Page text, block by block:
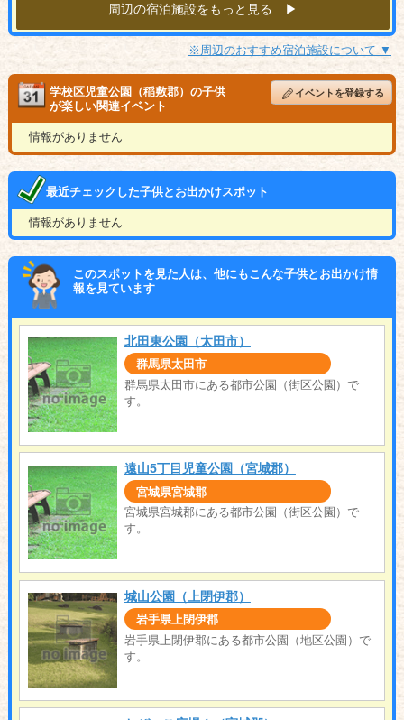
周辺の宿泊施設をもっと見る ▶︎
※周辺のおすすめ宿泊施設について ▼
学校区児童公園（稲敷郡）の子供
が楽しい関連イベント
イベントを登録する
情報がありません
最近チェックした子供とお出かけスポット
情報がありません
このスポットを見た人は、他にもこんな子供とお出かけ情
報を見ています
北田東公園（太田市）
群馬県太田市
群馬県太田市にある都市公園（街区公園）で
す。
遠山5丁目児童公園（宮城郡）
宮城県宮城郡
宮城県宮城郡にある都市公園（街区公園）で
す。
城山公園（上閉伊郡）
岩手県上閉伊郡
岩手県上閉伊郡にある都市公園（地区公園）で
す。